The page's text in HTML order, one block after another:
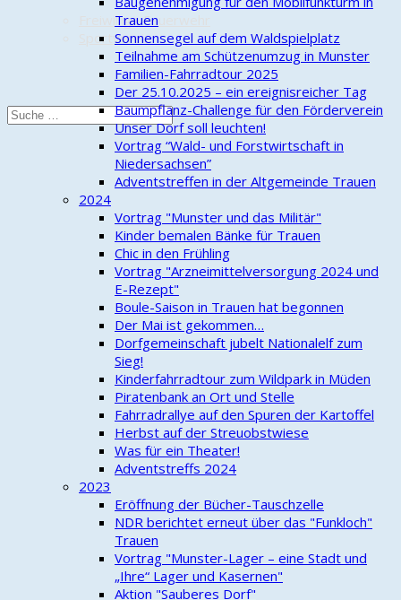
Freiwillige Feuerwehr
Sportverein
Trauen
Sonnensegel auf dem Waldspielplatz
Teilnahme am Schützenumzug in Munster
Familien-Fahrradtour 2025
Der 25.10.2025 – ein ereignisreicher Tag
Baumpflanz-Challenge für den Förderverein
Unser Dorf soll leuchten!
Vortrag “Wald- und Forstwirtschaft in
Niedersachsen”
Adventstreffen in der Altgemeinde Trauen
2024
Vortrag "Munster und das Militär"
Kinder bemalen Bänke für Trauen
Chic in den Frühling
Vortrag "Arzneimittelversorgung 2024 und
E-Rezept"
Boule-Saison in Trauen hat begonnen
Der Mai ist gekommen…
Dorfgemeinschaft jubelt Nationalelf zum
Sieg!
Kinderfahrradtour zum Wildpark in Müden
Piratenbank an Ort und Stelle
Fahrradrallye auf den Spuren der Kartoffel
Herbst auf der Streuobstwiese
Was für ein Theater!
Adventstreffs 2024
2023
Eröffnung der Bücher-Tauschzelle
NDR berichtet erneut über das "Funkloch"
Trauen
Vortrag "Munster-Lager – eine Stadt und
„Ihre“ Lager und Kasernen"
Aktion "Sauberes Dorf"